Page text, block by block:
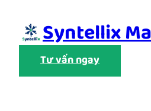
content Syntellix
Tư vấn ngay